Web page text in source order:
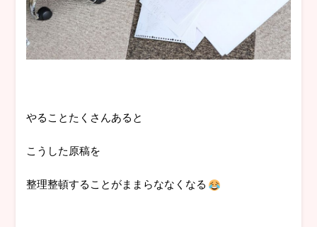
やることたくさんあると
こうした原稿を
整理整頓することがままらななくなる